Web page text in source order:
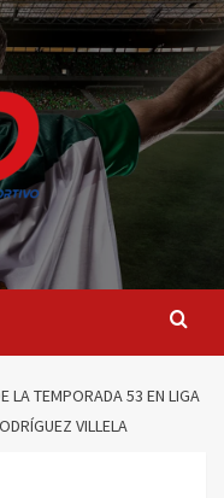
LA TEMPORADA 53 EN LIGA
VILLELA